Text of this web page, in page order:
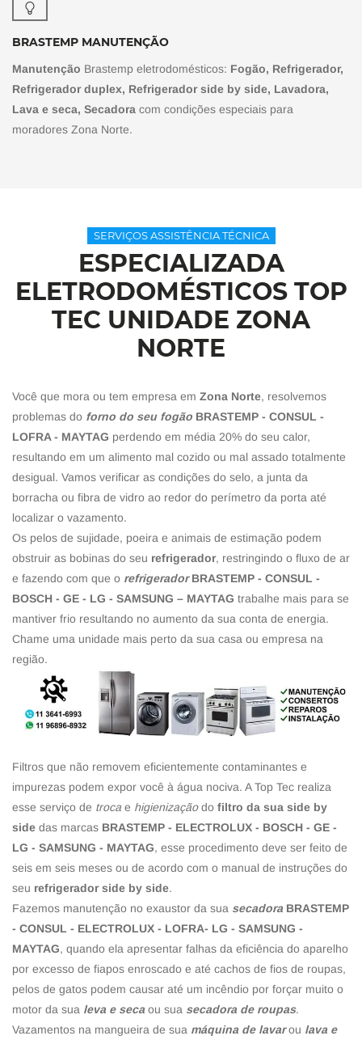
BRASTEMP MANUTENÇÃO
Manutenção Brastemp eletrodomésticos: Fogão, Refrigerador,
Refrigerador duplex, Refrigerador side by side, Lavadora,
Lava e seca, Secadora com condições especiais para
moradores Zona Norte.
SERVIÇOS ASSISTÊNCIA TÉCNICA
ESPECIALIZADA
ELETRODOMÉSTICOS TOP
TEC UNIDADE ZONA
NORTE
Você que mora ou tem empresa em Zona Norte, resolvemos
problemas do forno do seu fogão BRASTEMP - CONSUL -
LOFRA - MAYTAG perdendo em média 20% do seu calor,
resultando em um alimento mal cozido ou mal assado totalmente
desigual. Vamos verificar as condições do selo, a junta da
borracha ou fibra de vidro ao redor do perímetro da porta até
localizar o vazamento.
Os pelos de sujidade, poeira e animais de estimação podem
obstruir as bobinas do seu refrigerador, restringindo o fluxo de ar
e fazendo com que o refrigerador BRASTEMP - CONSUL -
BOSCH - GE - LG - SAMSUNG – MAYTAG trabalhe mais para se
mantiver frio resultando no aumento da sua conta de energia.
Chame uma unidade mais perto da sua casa ou empresa na
região.
Filtros que não removem eficientemente contaminantes e
impurezas podem expor você à água nociva. A Top Tec realiza
esse serviço de troca e higienizaçãodo filtro da sua side by
side das marcas BRASTEMP - ELECTROLUX - BOSCH - GE -
LG - SAMSUNG - MAYTAG, esse procedimento deve ser feito de
seis em seis meses ou de acordo com o manual de instruções do
seu refrigerador side by side.
Fazemos manutenção no exaustor da sua secadora BRASTEMP
- CONSUL - ELECTROLUX - LOFRA- LG - SAMSUNG -
MAYTAG, quando ela apresentar falhas da eficiência do aparelho
por excesso de fiapos enroscado e até cachos de fios de roupas,
pelos de gatos podem causar até um incêndio por forçar muito o
motor da sua leva e seca ou sua secadora de roupas.
Vazamentos na mangueira de sua máquina de lavarou lava e